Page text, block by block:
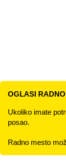
OGLASI
Ukoliko imate
posao.
Radno mesto